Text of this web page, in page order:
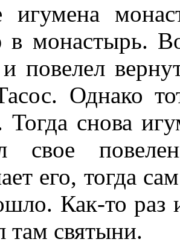
игумена
в монастырь.
и повелел
Однако
Тогда снова
свое
его, тогда
Как-то раз
там святыни.